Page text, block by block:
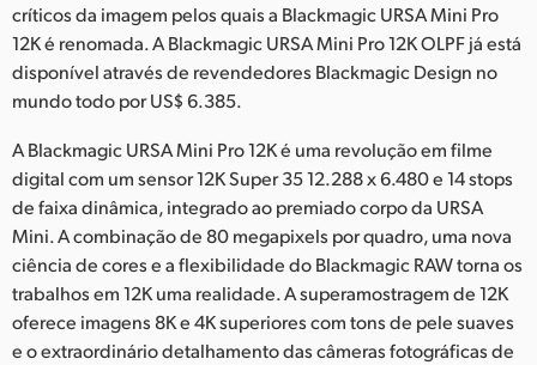
Malaysia
Netherlands
New Zealand
Norway
Poland
Portugal
Singapore
críticos da imagem pelos quais a Blackmagic URSA Mini Pro
12K é renomada. A Blackmagic URSA Mini Pro 12K OLPF já está
disponível através de revendedores Blackmagic Design no
mundo todo por US$ 6.385.
A Blackmagic URSA Mini Pro 12K é uma revolução em filme
digital com um sensor 12K Super 35 12.288 x 6.480 e 14 stops
de faixa dinâmica, integrado ao premiado corpo da URSA
Mini. A combinação de 80 megapixels por quadro, uma nova
ciência de cores e a flexibilidade do Blackmagic RAW torna os
trabalhos em 12K uma realidade. A superamostragem de 12K
oferece imagens 8K e 4K superiores com tons de pele suaves
e o extraordinário detalhamento das câmeras fotográficas de